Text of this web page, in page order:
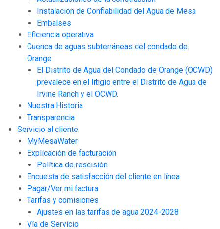
Instalación de Confiabilidad del Agua de Mesa
Embalses
Eficiencia operativa
Cuenca de aguas subterráneas del condado de
Orange
El Distrito de Agua del Condado de Orange (OCWD)
prevalece en el litigio entre el Distrito de Agua de
Irvine Ranch y el OCWD.
Nuestra Historia
Transparencia
Servicio al cliente
MyMesaWater
Explicación de facturación
Política de rescisión
Encuesta de satisfacción del cliente en línea
Pagar/Ver mi factura
Tarifas y comisiones
Ajustes en las tarifas de agua 2024-2028
Vía de Servício